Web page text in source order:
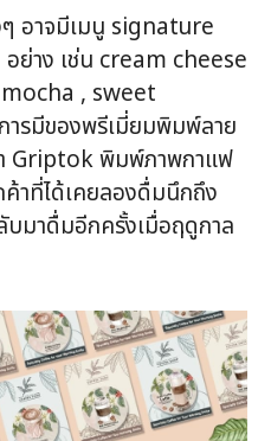
ๆ อาจมีเมนู signature
อย่าง เช่น cream cheese
, sweet
รมีของพรีเมี่ยมพิมพ์ลาย
Griptok พิมพ์ภาพกาแฟ
ค้าที่ได้เคยลองดื่มนึกถึง
บมาดื่มอีกครั้งเมื่อฤดูกาล